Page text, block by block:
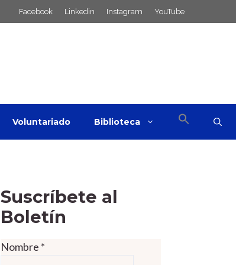
Facebook Linkedin Instagram YouTube
Voluntariado Biblioteca
Suscríbete al
Boletín
Nombre *